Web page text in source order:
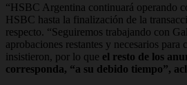
“HSBC Argentina continuará operando
HSBC hasta la finalización de la
respecto. “Seguiremos trabajando con
aprobaciones restantes y necesarios para
insistieron, por lo que el resto de los
corresponda, “a su debido tiempo”,